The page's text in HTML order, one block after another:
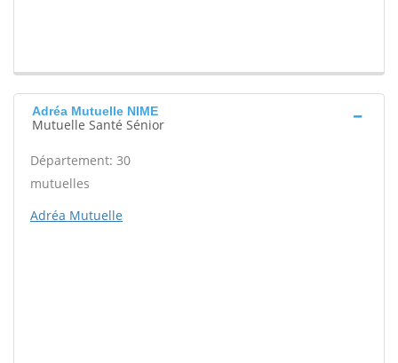
Adréa Mutuelle NIME
Mutuelle Santé Sénior
Département: 30
mutuelles
Adréa Mutuelle